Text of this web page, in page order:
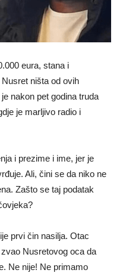
eura, stana i
ništa od ovih
nakon pet godina truda
je marljivo radio i
i prezime i ime, jer je
Ali, čini se da niko ne
Zašto se taj podatak
prvi čin nasilja. Otac
Nusretovog oca da
Ne nije! Ne primamo